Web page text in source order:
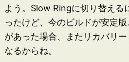
よう。Slow Ringに切り替える
ったけど、今のビルドが安定
があった場合、またリカバリー
なるからね。